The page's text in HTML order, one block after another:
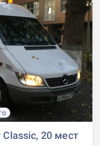
20 мест